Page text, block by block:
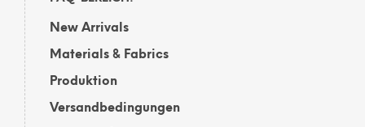
New Arrivals
Materials & Fabrics
Produktion
Versandbedingungen